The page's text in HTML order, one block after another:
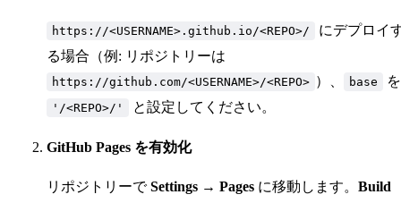
https://<USERNAME>.github.io/<REPO>/
にデプロイ
る場合（例: リポジトリーは
https://github.com/<USERNAME>/<REPO> ）、 base を
'/<REPO>/' と設定してください。
GitHub Pages を有効化
リポジトリーでSettings → Pages に移動します。 Build